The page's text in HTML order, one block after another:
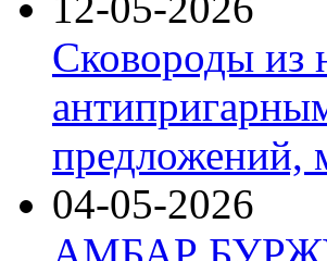
Сковороды из
предложений,
04-05-2026